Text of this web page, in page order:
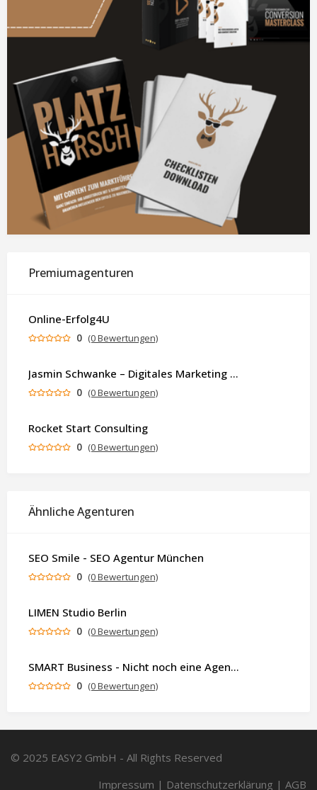
Premiumagenturen
Online-Erfolg4U
0 (0 Bewertungen)
Jasmin Schwanke – Digitales Marketing & KI-gestützte Contenterstellung
0 (0 Bewertungen)
Rocket Start Consulting
0 (0 Bewertungen)
Ähnliche Agenturen
SEO Smile - SEO Agentur München
0 (0 Bewertungen)
LIMEN Studio Berlin
0 (0 Bewertungen)
SMART Business - Nicht noch eine Agentur. Sondern ein Partner, der dein Business als Ganzes denkt.
0 (0 Bewertungen)
© 2025 EASY2 GmbH - All Rights Reserved
Impressum | Datenschutzerklärung | AGB